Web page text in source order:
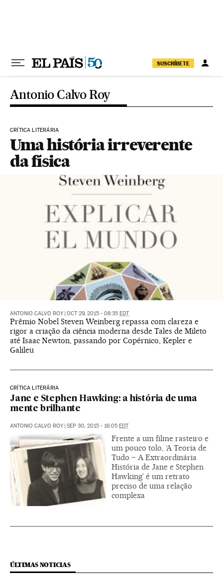
SUSCRÍBETE
Antonio Calvo Roy
CRÍTICA LITERÁRIA
Uma história irreverente
da física
ANTONIO CALVO ROY OCT 29, 2015 - 08:35 EDT
Prêmio Nobel Steven Weinberg repassa com clareza e
rigor a criação da ciência moderna desde Tales de Mileto
até Isaac Newton, passando por Copérnico, Kepler e
Galileu
CRÍTICA LITERÁRIA
Jane e Stephen Hawking: a história de uma
mente brilhante
ANTONIO CALVO ROY SEP 30, 2015 - 16:05 EDT
Frente a um filme rasteiro e
um pouco tolo, ‘A Teoria de
Tudo – A Extraordinária
História de Jane e Stephen
Hawking’ é um retrato
preciso de uma relação
complexa
ÚLTIMAS NOTICIAS